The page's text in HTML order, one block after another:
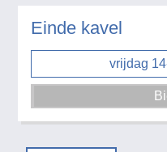
Einde kavel
vrijdag